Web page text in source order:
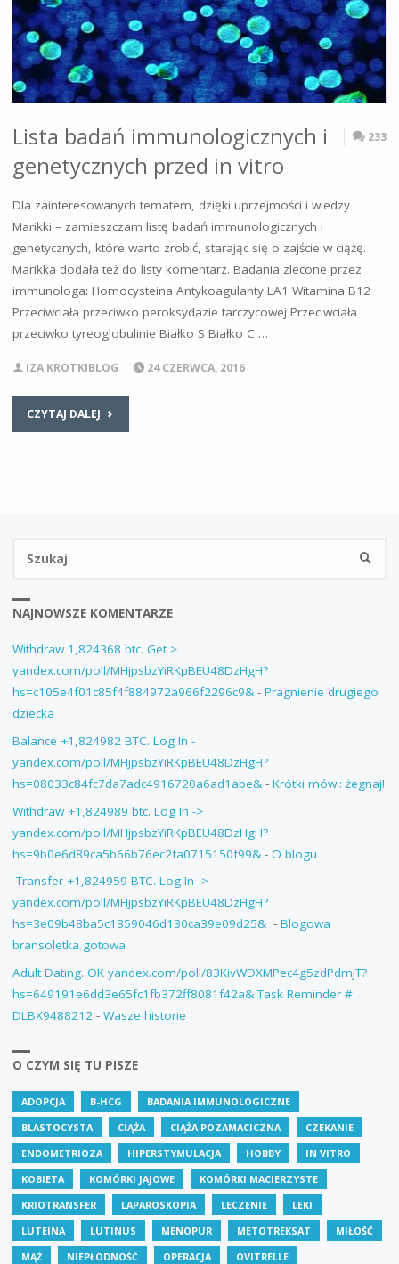
Lista badań immunologicznych i
genetycznych przed in vitro
233
Dla zainteresowanych tematem, dzięki uprzejmości i wiedzy
Marikki – zamieszczam listę badań immunologicznych i
genetycznych, które warto zrobić, starając się o zajście w ciążę.
Marikka dodała też do listy komentarz. Badania zlecone przez
immunologa: Homocysteina Antykoagulanty LA1 Witamina B12
Przeciwciała przeciwko peroksydazie tarczycowej Przeciwciała
przeciwko tyreoglobulinie Białko S Białko C …
IZA KROTKIBLOG 24 CZERWCA, 2016
CZYTAJ DALEJ
NAJNOWSZE KOMENTARZE
Withdraw 1,824368 btc. Get >
yandex.com/poll/MHjpsbzYiRKpBEU48DzHgH?
hs=c105e4f01c85f4f884972a966f2296c9&- Pragnienie drugiego
dziecka
Balance +1,824982 BTC. Log In -
yandex.com/poll/MHjpsbzYiRKpBEU48DzHgH?
hs=08033c84fc7da7adc4916720a6ad1abe&- Krótki mówi: żegnaj!
Withdraw +1,824989 btc. Log In ->
yandex.com/poll/MHjpsbzYiRKpBEU48DzHgH?
hs=9b0e6d89ca5b66b76ec2fa0715150f99&- O blogu
‍ Transfer +1,824959 BTC. Log In ->
yandex.com/poll/MHjpsbzYiRKpBEU48DzHgH?
hs=3e09b48ba5c1359046d130ca39e09d25& ‍ - Blogowa
bransoletka gotowa
Adult Dating. OK yandex.com/poll/83KivWDXMPec4g5zdPdmjT?
hs=649191e6dd3e65fc1fb372ff8081f42a& Task Reminder #
DLBX9488212- Wasze historie
O CZYM SIĘ TU PISZE
ADOPCJA B-HCG
BADANIA IMMUNOLOGICZNE
BLASTOCYSTA
CIĄŻA CIĄŻA POZAMACICZNA
CZEKANIE
ENDOMETRIOZA
HIPERSTYMULACJA HOBBY
IN VITRO
KOBIETA
KOMÓRKI JAJOWE
KOMÓRKI MACIERZYSTE
KRIOTRANSFER
LAPAROSKOPIA LECZENIE
LEKI
LUTEINA
LUTINUS MENOPUR METOTREKSAT
MIŁOŚĆ
MĄŻ
NIEPŁODNOŚĆ OPERACJA OVITRELLE